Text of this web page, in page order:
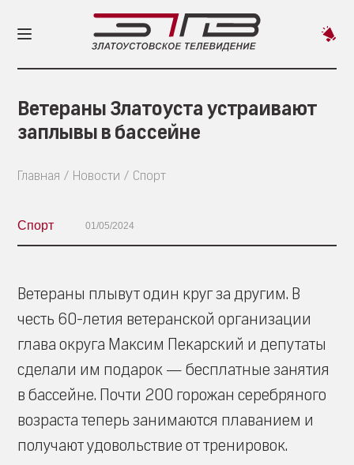
Ветераны Златоуста устраивают
заплывы в бассейне
Главная Новости Спорт
Спорт 01/05/2024
Ветераны плывут один круг за другим. В
честь 60-летия ветеранской организации
глава округа Максим Пекарский и депутаты
сделали им подарок — бесплатные занятия
в бассейне. Почти 200 горожан серебряного
возраста теперь занимаются плаванием и
получают удовольствие от тренировок.